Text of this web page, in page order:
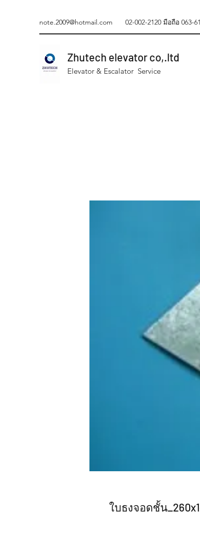
note.2009@hotmail.com 02-002-2120 มือถือ 063-
Zhutech elevator co,.ltd
Elevator & Escalator Service
ใบธงจอดชั้น